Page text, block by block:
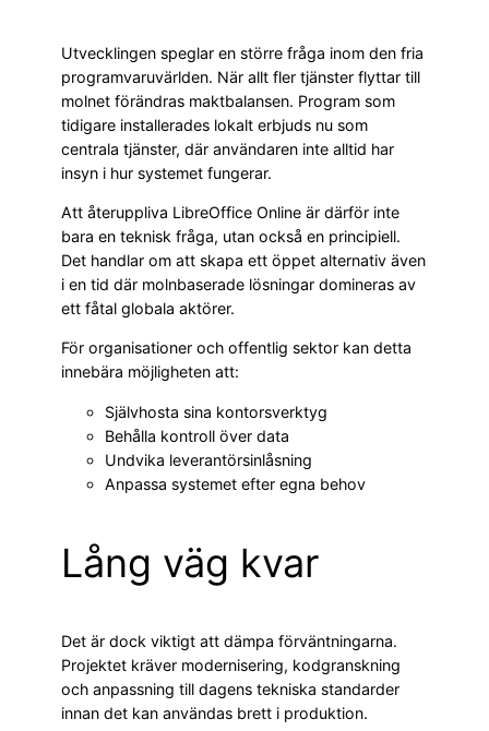
Utvecklingen speglar en större fråga inom den fria
programvaruvärlden. När allt fler tjänster flyttar till
molnet förändras maktbalansen. Program som
tidigare installerades lokalt erbjuds nu som
centrala tjänster, där användaren inte alltid har
insyn i hur systemet fungerar.
Att återuppliva LibreOffice Online är därför inte
bara en teknisk fråga, utan också en principiell.
Det handlar om att skapa ett öppet alternativ även
i en tid där molnbaserade lösningar domineras av
ett fåtal globala aktörer.
För organisationer och offentlig sektor kan detta
innebära möjligheten att:
Självhosta sina kontorsverktyg
Behålla kontroll över data
Undvika leverantörsinlåsning
Anpassa systemet efter egna behov
Lång väg kvar
Det är dock viktigt att dämpa förväntningarna.
Projektet kräver modernisering, kodgranskning
och anpassning till dagens tekniska standarder
innan det kan användas brett i produktion.